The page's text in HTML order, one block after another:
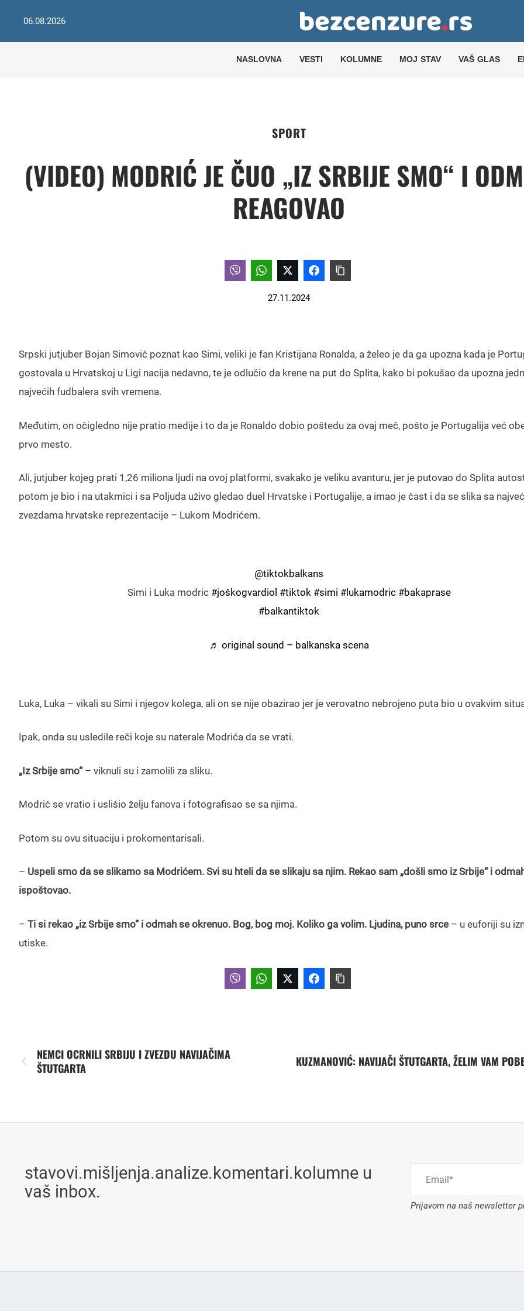
06.08.2026
NASLOVNA VESTI KOLUMNE MOJ STAV VAŠ GLAS
SPORT
(VIDEO) MODRIĆ JE ČUO „IZ SRBIJE SMO“ I
REAGOVAO
27.11.2024
Srpski jutjuber Bojan Simović poznat kao Simi, veliki je fan Kristijana Ronalda, a želeo je da ga upozna kada je
gostovala u Hrvatskoj u Ligi nacija nedavno, te je odlučio da krene na put do Splita, kako bi pokušao da upozna
najvećih fudbalera svih vremena.
Međutim, on očigledno nije pratio medije i to da je Ronaldo dobio poštedu za ovaj meč, pošto je Portugalija već
prvo mesto.
Ali, jutjuber kojeg prati 1,26 miliona ljudi na ovoj platformi, svakako je veliku avanturu, jer je putovao do Splita
potom je bio i na utakmici i sa Poljuda uživo gledao duel Hrvatske i Portugalije, a imao je čast i da se slika sa
zvezdama hrvatske reprezentacije – Lukom Modrićem.
@tiktokbalkans
Simi i Luka modric #joškogvardiol #tiktok #simi #lukamodric #bakaprase
#balkantiktok
♬ original sound – balkanska scena
Luka, Luka – vikali su Simi i njegov kolega, ali on se nije obazirao jer je verovatno nebrojeno puta bio u ovakvim
Ipak, onda su usledile reči koje su naterale Modrića da se vrati.
„Iz Srbije smo“– viknuli su i zamolili za sliku.
Modrić se vratio i uslišio želju fanova i fotografisao se sa njima.
Potom su ovu situaciju i prokomentarisali.
– Uspeli smo da se slikamo sa Modrićem. Svi su hteli da se slikaju sa njim. Rekao sam „došli smo iz Srbije“ i
ispoštovao.
– Ti si rekao „iz Srbije smo“ i odmah se okrenuo. Bog, bog moj. Koliko ga volim. Ljudina, puno srce – u euforiji su
utiske.
NEMCI OCRNILI SRBIJU I ZVEZDU NAVIJAČIMA
ŠTUTGARTA
KUZMANOVIĆ: NAVIJAČI ŠTUTGARTA, ŽELIM VAM
stavovi.mišljenja.analize.komentari.kolumne u
vaš inbox.
Prijavom na naš newsletter